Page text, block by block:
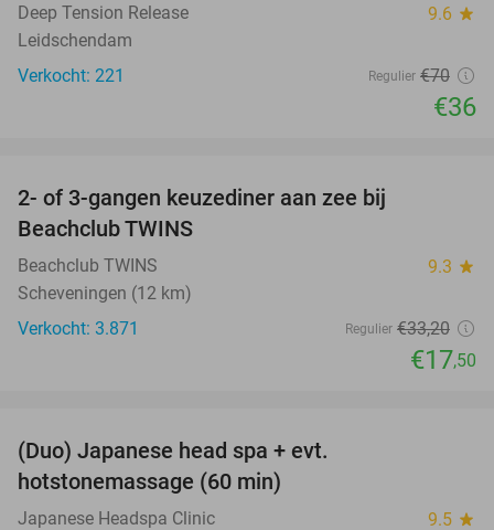
Deep Tension Release 9.6 star
Leidschendam
Verkocht: 221
Regulier €70
€36
2- of 3-gangen keuzediner aan zee bij
Beachclub TWINS
Beachclub TWINS 9.3 star
Scheveningen (12 km)
Verkocht: 3.871
Regulier €33,20
€17,50
(Duo) Japanese head spa + evt.
hotstonemassage (60 min)
Japanese Headspa Clinic 9.5 star